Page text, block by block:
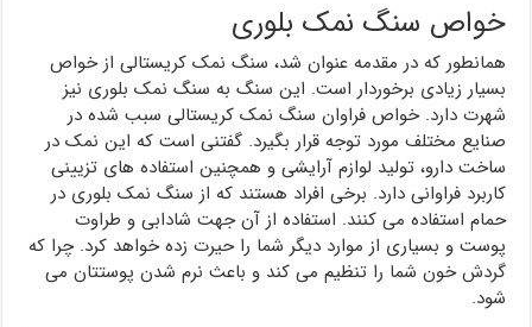
خواص سنگ نمک بلوری
همانطور که در مقدمه عنوان شد، سنگ نمک کریستالی از خواص
بسیار زیادی برخوردار است. این سنگ به سنگ نمک بلوری نیز
شهرت دارد. خواص فراوان سنگ نمک کریستالی سبب شده در
صنایع مختلف مورد توجه قرار بگیرد. گفتنی است که این نمک در
ساخت دارو، تولید لوازم آرایشی و همچنین استفاده های تزیینی
کاربرد فراوانی دارد. برخی افراد هستند که از سنگ نمک بلوری در
حمام استفاده می کنند. استفاده از آن جهت شادابی و طراوت
پوست و بسیاری از موارد دیگر شما را حیرت زده خواهد کرد. چرا که
گردش خون شما را تنظیم می کند و باعث نرم شدن پوستتان می
شود.